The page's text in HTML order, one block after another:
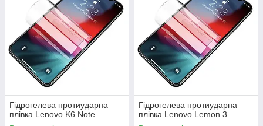
Гідрогелева протиударна
плівка Lenovo K6 Note
Гідрогелева протиударна
плівка Lenovo Lemon 3